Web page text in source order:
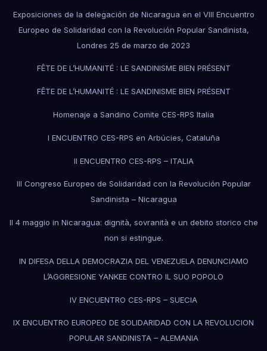
Exposiciones de la delegación de Nicaragua en el VIII Encuentro
Europeo de Solidaridad con la Revolución Popular Sandinista,
Londres 25 de marzo de 2023
FÊTE DE L’HUMANITÉ : LE SANDINISME BIEN PRÉSENT
FÊTE DE L’HUMANITÉ : LE SANDINISME BIEN PRÉSENT
Homenaje a Sandino Comite CES-RPS Italia
I ENCUENTRO CES-RPS en Arbúcies, Cataluña
II ENCUENTRO CES-RPS – ITALIA
III Congreso Europeo de Solidaridad con la Revolución Popular
Sandinista – Nicaragua
Il 4 maggio in Nicaragua: dignità, sovranità e un debito storico che
non si estingue.
IN DIFESA DELLA DEMOCRAZIA DEL VENEZUELA DENUNCIAMO
L’AGGRESIONE YANKEE CONTRO IL SUO POPOLO
IV ENCUENTRO CES-RPS – SUECIA
IX ENCUENTRO EUROPEO DE SOLIDARIDAD CON LA REVOLUCION
POPULAR SANDINISTA – ALEMANIA